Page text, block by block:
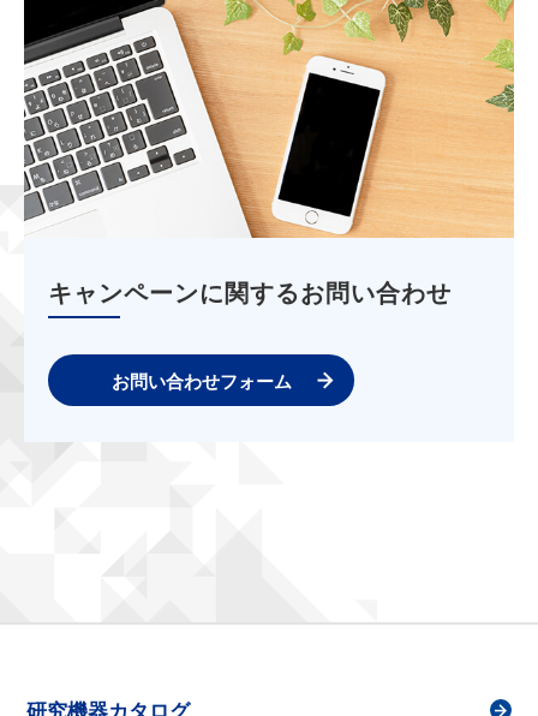
キャンペーンに関するお問い合わせ
お問い合わせフォーム